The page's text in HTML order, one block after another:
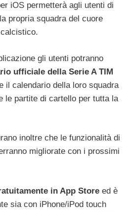
iOS permetterà agli utenti di
propria squadra del cuore
gli utenti potranno
ufficiale della Serie A TIM
il calendario della loro squadra
le partite di cartello per tutta la
inoltre che le funzionalità di
migliorate con i prossimi
in App Store ed è
sia con iPhone/iPod touch